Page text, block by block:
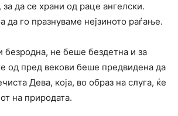
да се храни од раце ангелски.
да го празнуваме нејзиното раѓање.
безродна, не беше бездетна и за
од пред векови беше предвидена да
Дева, која, во образ на слуга, ќе
на природата.